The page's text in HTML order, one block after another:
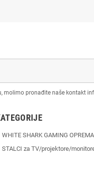
molimo pronađite naše kontakt
WHITE SHARK GAMING OPREMA
STALCI za TV/projektore/